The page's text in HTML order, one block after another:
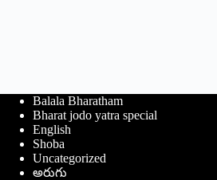
Balala Bharatham
Bharat jodo yatra special
English
Shoba
Uncategorized
అరుగు